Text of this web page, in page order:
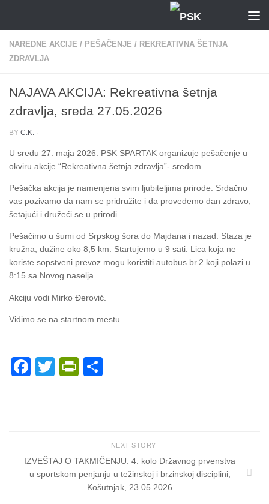
NAREDNE AKCIJE / PEŠAČENJE / REKREATIVNA ŠETNJA
ZDRAVLJA
NAJAVA AKCIJA: Rekreativna šetnja
zdravlja, sreda 27.05.2026
BY C.K. ·
U sredu 27. maja 2026. PSK SPARTAK organizuje pešačenje u
okviru akcije “Rekreativna šetnja zdravlja”- sredom.
Pešačka akcija je namenjena svim ljubiteljima prirode. Srdačno
vas pozivamo da nam se pridružite i da provedemo dan zdravo,
šetajući i družeći se u prirodi.
Pešačimo u šumi od Srpskog šora do Majdana i nazad. Staza je
kružna, dužine oko 8,5 km. Startujemo u 9 sati. Lica koja ne
koriste sopstveni prevoz mogu koristiti autobus br.2 koji polazi u
8:15 sa Novog naselja.
Akciju vodi Mirko Đerović.
Vidimo se na startnom mestu.
Facebook
TwitterPrintFriendly
NEXT STORY
IZVEŠTAJ O TAKMIČENJU: 4. kolo Državnog prvenstva
u sportskom penjanju u težinskoj i brzinskoj disciplini,
Košutnjak, 23.05.2026